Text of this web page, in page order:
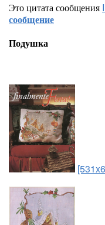
Это цитата сообщения
сообщение
Подушка